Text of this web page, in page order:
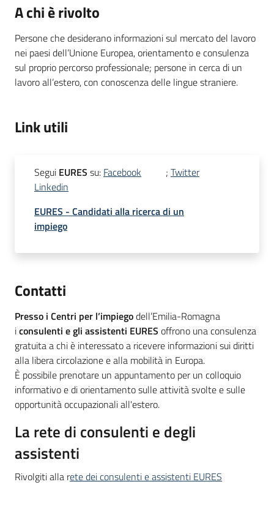
A chi è rivolto
Persone che desiderano informazioni sul mercato del lavoro
nei paesi dell’Unione Europea, orientamento e consulenza
sul proprio percorso professionale; persone in cerca di un
lavoro all’estero, con conoscenza delle lingue straniere.
Link utili
Segui EURES su: Facebook ; Twitter
Linkedin
EURES - Candidati alla ricerca di un
impiego
Contatti
Presso i Centri per l’impiegodell’Emilia-Romagna
iconsulenti e gli assistenti EURES offrono una consulenza
gratuita a chi è interessato a ricevere informazioni sui diritti
alla libera circolazione e alla mobilità in Europa.
È possibile prenotare un appuntamento per un colloquio
informativo e di orientamento sulle attività svolte e sulle
opportunità occupazionali all'estero.
La rete di consulenti e degli
assistenti
Rivolgiti alla rete dei consulenti e assistenti EURES